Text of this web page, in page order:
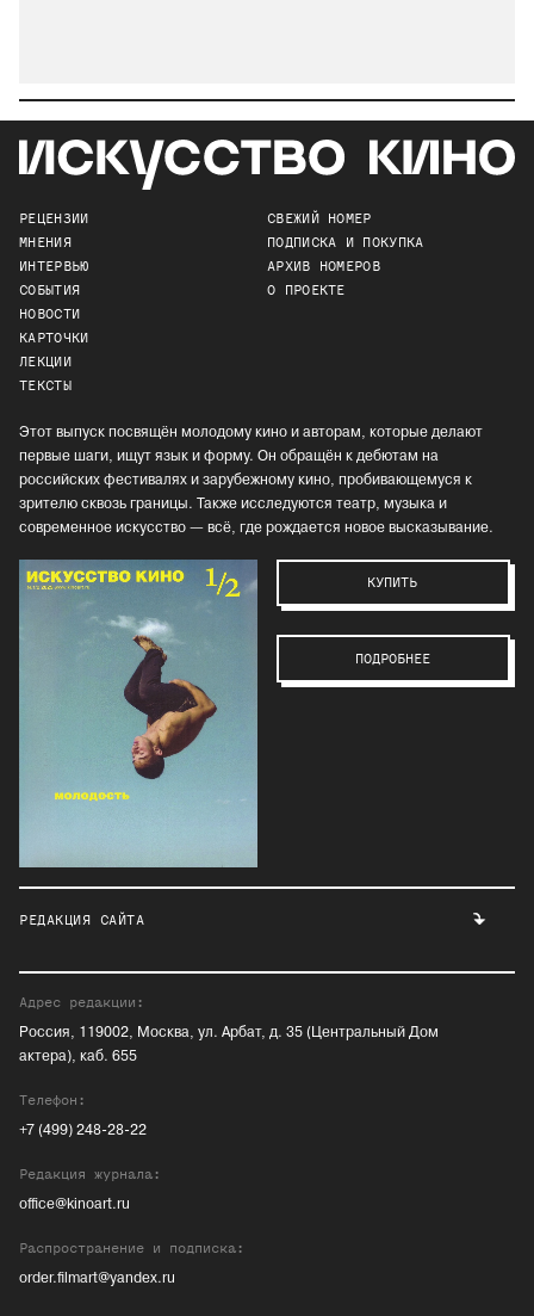
РЕЦЕНЗИИ
МНЕНИЯ
ИНТЕРВЬЮ
СОБЫТИЯ
НОВОСТИ
КАРТОЧКИ
ЛЕКЦИИ
ТЕКСТЫ
СВЕЖИЙ НОМЕР
ПОДПИСКА И ПОКУПКА
АРХИВ НОМЕРОВ
О ПРОЕКТЕ
Этот выпуск посвящён молодому кино и авторам, которые делают
первые шаги, ищут язык и форму. Он обращён к дебютам на
российских фестивалях и зарубежному кино, пробивающемуся к
зрителю сквозь границы. Также исследуются театр, музыка и
современное искусство — всё, где рождается новое высказывание.
КУПИТЬ
ПОДРОБНЕЕ
РЕДАКЦИЯ САЙТА
Адрес редакции:
Россия, 119002, Москва, ул. Арбат, д. 35 (Центральный Дом
актера), каб. 655
Телефон:
+7 (499) 248-28-22
Редакция журнала:
office@kinoart.ru
Распространение и подписка:
order.filmart@yandex.ru